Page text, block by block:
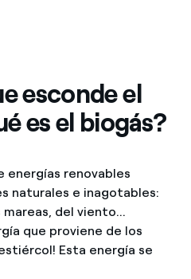
más te conviene
de empresa y ahorra
de Endesa?
del contrato?
para cambiar de
esconde el
es el biogás?
energías renovables
naturales e inagotables:
del viento...
que proviene de los
Esta energía se